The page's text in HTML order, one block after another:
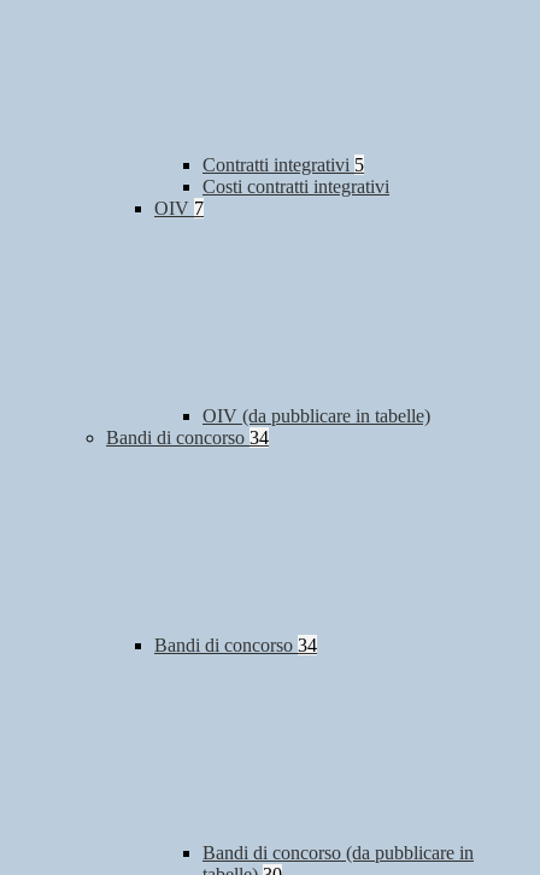
Contratti integrativi 5
Costi contratti integrativi
OIV 7
OIV (da pubblicare in tabelle)
Bandi di concorso 34
Bandi di concorso 34
Bandi di concorso (da pubblicare in